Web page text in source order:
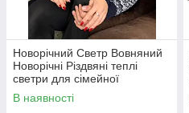
Новорічний Светр Вовняний
Новорічні Різдвяні теплі
светри для сімейної
фотосесії 4XL, 5XL
В наявності